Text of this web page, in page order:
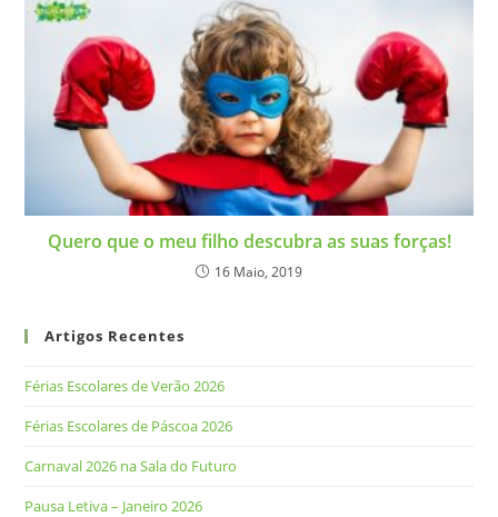
Quero que o meu filho descubra as suas forças!
16 Maio, 2019
Artigos Recentes
Férias Escolares de Verão 2026
Férias Escolares de Páscoa 2026
Carnaval 2026 na Sala do Futuro
Pausa Letiva – Janeiro 2026